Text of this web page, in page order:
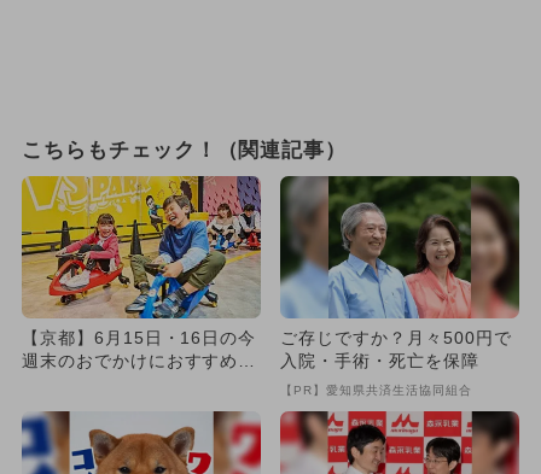
こちらもチェック！（関連記事）
【京都】6月15日・16日の今
週末のおでかけにおすすめ！
ご存じですか？月々500円で
入院・手術・死亡を保障
【PR】愛知県共済生活協同組合